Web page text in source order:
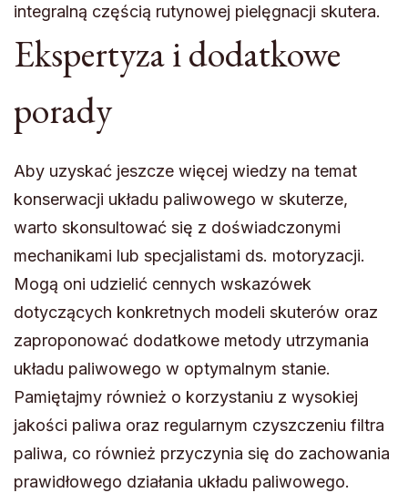
integralną częścią rutynowej pielęgnacji skutera.
Ekspertyza i dodatkowe
porady
Aby uzyskać jeszcze więcej wiedzy na temat
konserwacji układu paliwowego w skuterze,
warto skonsultować się z doświadczonymi
mechanikami lub specjalistami ds. motoryzacji.
Mogą oni udzielić cennych wskazówek
dotyczących konkretnych modeli skuterów oraz
zaproponować dodatkowe metody utrzymania
układu paliwowego w optymalnym stanie.
Pamiętajmy również o korzystaniu z wysokiej
jakości paliwa oraz regularnym czyszczeniu filtra
paliwa, co również przyczynia się do zachowania
prawidłowego działania układu paliwowego.